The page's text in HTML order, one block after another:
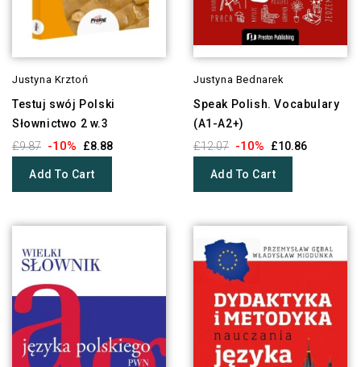
Justyna Krztoń
Testuj swój Polski
Słownictwo 2 w.3
£9.87 -10% £8.88
Add To Cart
Justyna Bednarek
Speak Polish. Vocabulary
(A1-A2+)
£12.07 -10% £10.86
Add To Cart